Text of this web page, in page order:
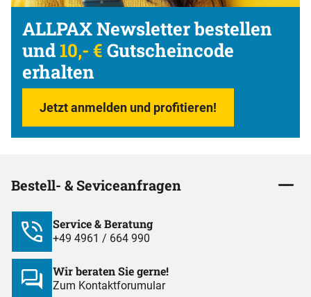
ALLPAX Newsletter bestellen
und10,- € Gutscheincode
erhalten
Jetzt anmelden und profitieren!
Bestell- & Seviceanfragen
Service & Beratung
+49 4961 / 664 990
Wir beraten Sie gerne!
Zum Kontaktforumular